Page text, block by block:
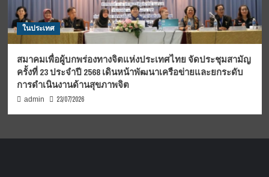
ในประเทศ
สมาคมเพื่อผู้บกพร่องทางจิตแห่งประเทศไทย จัดประชุมสามัญ
ครั้งที่ 23 ประจำปี 2568 เดินหน้าพัฒนาเครือข่ายและยกระดับ
การดำเนินงานด้านสุขภาพจิต
admin 23/07/2026